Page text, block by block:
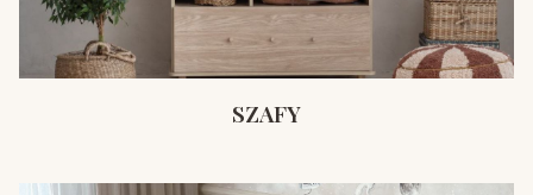
SZAFY